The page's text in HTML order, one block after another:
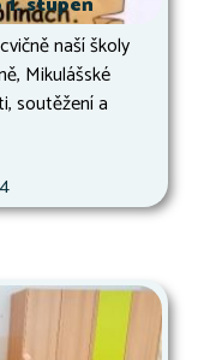
naší školy
Mikulášské
soutěžení a